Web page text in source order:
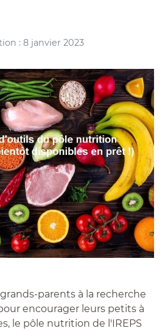
: 8 janvier 2023
parents à la recherche
encourager leurs petits à
le pôle nutrition de l'IREPS